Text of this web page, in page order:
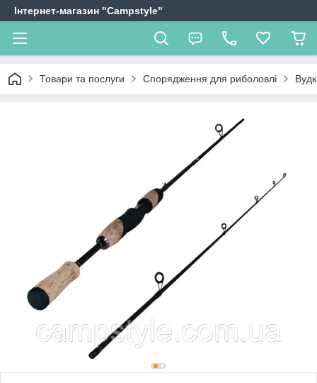
Інтернет-магазин "Campstyle"
Товари та послуги Спорядження для риболовлі